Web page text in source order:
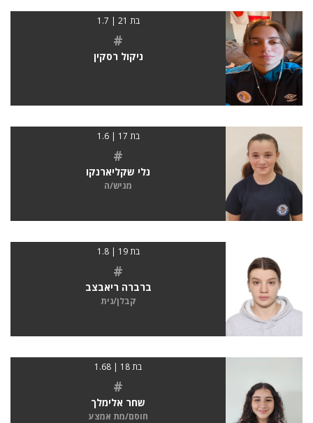
בת 21 | 1.7
#
ניקול רסקין
בת 17 | 1.6
#
נלי שקליארנקו
מגיש/ה
בת 19 | 1.8
#
ברברה ריאבצב
קבלן/נית
בת 18 | 1.68
#
שחר אלימלך
חוסם/מת אמצע